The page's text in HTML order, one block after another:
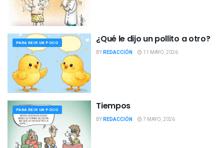
PARA REIR UN POCO ¿Qué le dijo un pollito a otro?
BYREDACCIÓN 11 MAYO, 2026
PARA REIR UN POCO Tiempos
BYREDACCIÓN 7 MAYO, 2026